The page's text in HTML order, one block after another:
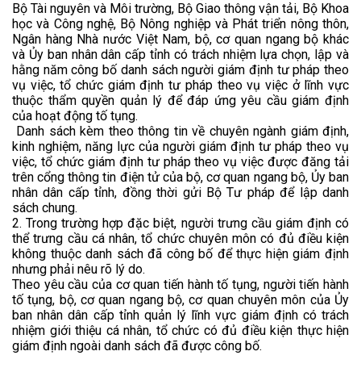
Bộ Tài nguyên và Môi trường, Bộ Giao thông vận tải, Bộ Khoa
học và Công nghệ, Bộ Nông nghiệp và Phát triển nông thôn,
Ngân hàng Nhà nước Việt Nam, bộ, cơ quan ngang bộ khác
và Ủy ban nhân dân cấp tỉnh có trách nhiệm lựa chọn, lập và
hằng năm công bố danh sách người giám định tư pháp theo
vụ việc, tổ chức giám định tư pháp theo vụ việc ở lĩnh vực
thuộc thẩm quyền quản lý để đáp ứng yêu cầu giám định
của hoạt động tố tụng.
Danh sách kèm theo thông tin về chuyên ngành giám định,
kinh nghiệm, năng lực của người giám định tư pháp theo vụ
việc, tổ chức giám định tư pháp theo vụ việc được đăng tải
trên cổng thông tin điện tử của bộ, cơ quan ngang bộ, Ủy ban
nhân dân cấp tỉnh, đồng thời gửi Bộ Tư pháp để lập danh
sách chung.
2. Trong trường hợp đặc biệt, người trưng cầu giám định có
thể trưng cầu cá nhân, tổ chức chuyên môn có đủ điều kiện
không thuộc danh sách đã công bố để thực hiện giám định
nhưng phải nêu rõ lý do.
Theo yêu cầu của cơ quan tiến hành tố tụng, người tiến hành
tố tụng, bộ, cơ quan ngang bộ, cơ quan chuyên môn của Ủy
ban nhân dân cấp tỉnh quản lý lĩnh vực giám định có trách
nhiệm giới thiệu cá nhân, tổ chức có đủ điều kiện thực hiện
giám định ngoài danh sách đã được công bố.